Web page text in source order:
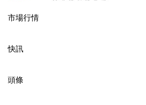
市場行情
快訊
頭條